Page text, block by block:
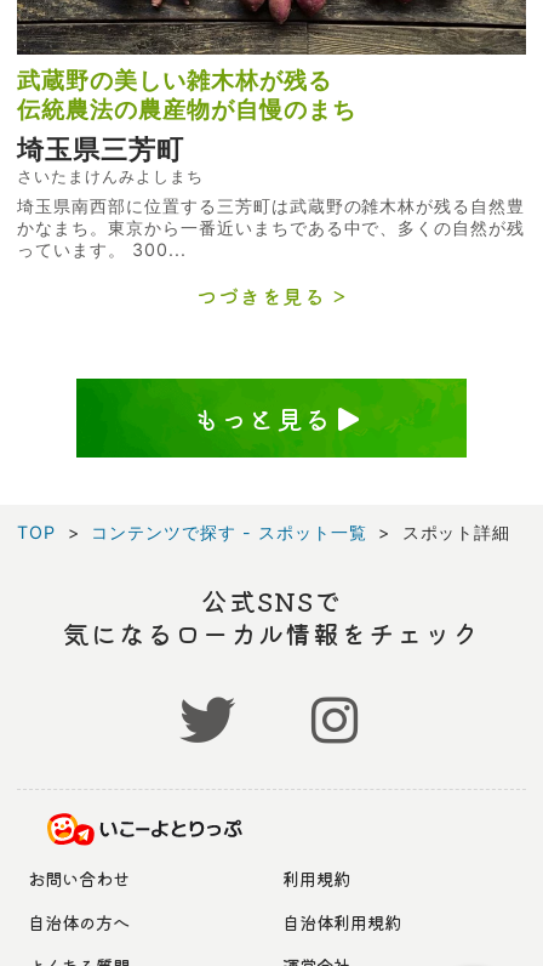
武蔵野の美しい雑木林が残る
伝統農法の農産物が自慢のまち
埼玉県三芳町
さいたまけんみよしまち
埼玉県南西部に位置する三芳町は武蔵野の雑木林が残る自然豊
かなまち。東京から一番近いまちである中で、多くの自然が残
っています。 300...
つづきを見る
もっと見る
TOP コンテンツで探す - スポット一覧 スポット詳細
公式SNSで
気になるローカル情報をチェック
お問い合わせ
利用規約
自治体の方へ
自治体利用規約